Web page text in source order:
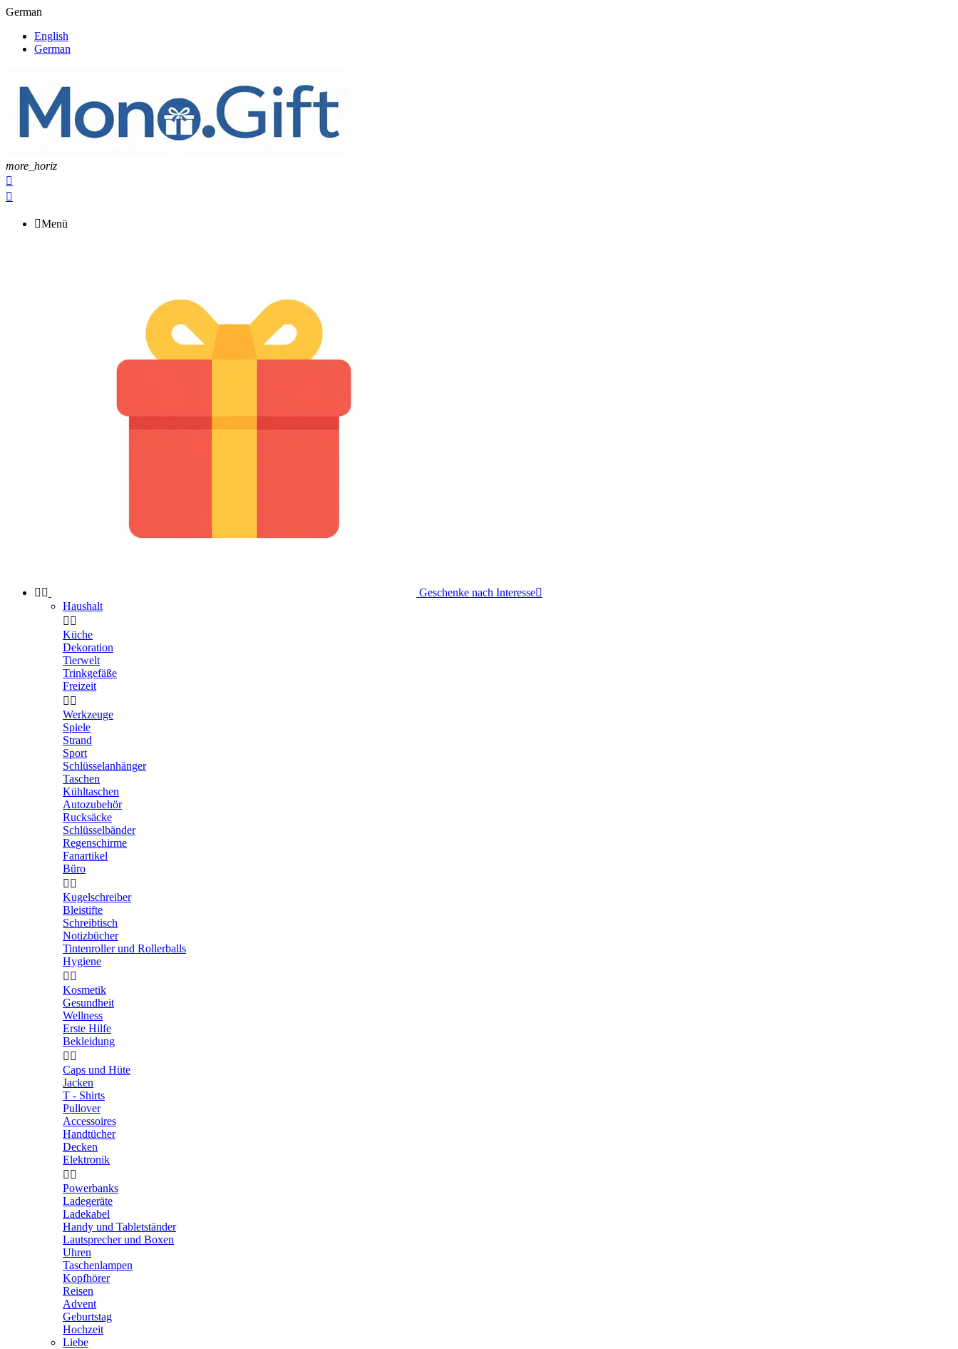
German
English
German
more_horiz


Menü
  Geschenke nach Interesse
Haushalt
 
Küche
Dekoration
Tierwelt
Trinkgefäße
Freizeit
 
Werkzeuge
Spiele
Strand
Sport
Schlüsselanhänger
Taschen
Kühltaschen
Autozubehör
Rucksäcke
Schlüsselbänder
Regenschirme
Fanartikel
Büro
 
Kugelschreiber
Bleistifte
Schreibtisch
Notizbücher
Tintenroller und Rollerballs
Hygiene
 
Kosmetik
Gesundheit
Wellness
Erste Hilfe
Bekleidung
 
Caps und Hüte
Jacken
T - Shirts
Pullover
Accessoires
Handtücher
Decken
Elektronik
 
Powerbanks
Ladegeräte
Ladekabel
Handy und Tabletständer
Lautsprecher und Boxen
Uhren
Taschenlampen
Kopfhörer
Reisen
Advent
Geburtstag
Hochzeit
Liebe